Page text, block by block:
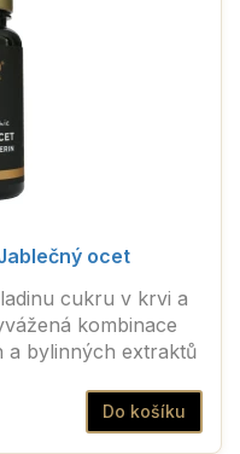
ocet
cukru v krvi a
kombinace
a bylinných extraktů
Do košíku